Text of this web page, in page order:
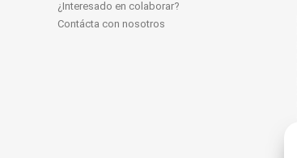
¿Interesado en colaborar?
Contácta con nosotros